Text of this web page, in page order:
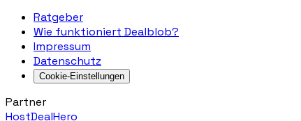
Ratgeber
Wie funktioniert Dealblob?
Impressum
Datenschutz
Cookie-Einstellungen
Partner
HostDealHero